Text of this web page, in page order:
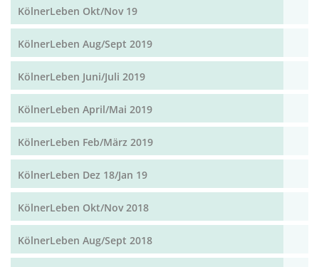
KölnerLeben Okt/Nov 19
KölnerLeben Aug/Sept 2019
KölnerLeben Juni/Juli 2019
KölnerLeben April/Mai 2019
KölnerLeben Feb/März 2019
KölnerLeben Dez 18/Jan 19
KölnerLeben Okt/Nov 2018
KölnerLeben Aug/Sept 2018